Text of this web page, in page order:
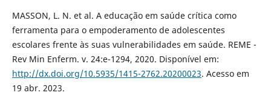
MASSON, L. N. et al. A educação em saúde crítica como
ferramenta para o empoderamento de adolescentes
escolares frente às suas vulnerabilidades em saúde. REME -
Rev Min Enferm. v. 24:e-1294, 2020. Disponível em:
http://dx.doi.org/10.5935/1415-2762.20200023. Acesso em
19 abr. 2023.